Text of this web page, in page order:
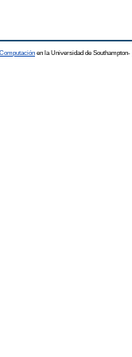
en la Universidad de Southampton-